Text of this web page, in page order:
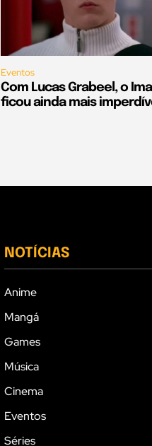
Eventos
Com Lucas Grabeel, o
ficou ainda mais
NOTÍCIAS
Anime
Mangá
Games
Música
Cinema
Eventos
Séries